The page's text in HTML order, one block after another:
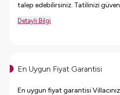
talep edebilirsiniz. Tatilinizi
Detaylı Bilgi
En Uygun Fiyat Garantisi
En uygun fiyat garantisi